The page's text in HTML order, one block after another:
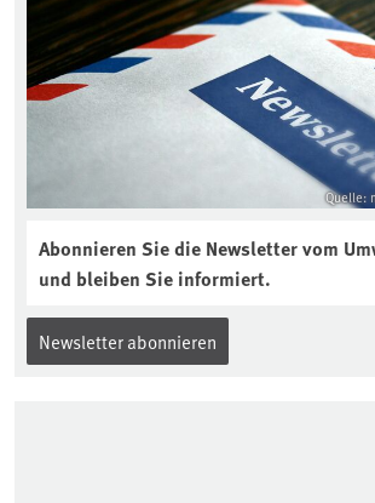
Quelle:
Abonnieren Sie die Newsletter vom
und bleiben Sie informiert.
Newsletter abonnieren